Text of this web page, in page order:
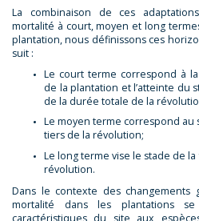
La combinaison de ces
mortalité à court, moyen et long
plantation, nous définissons ces
suit :
Le court terme correspond à
de la plantation et l’atteinte du
de la durée totale de la
Le moyen terme correspond au
tiers de la révolution;
Le long terme vise le stade de
révolution.
Dans le contexte des changements
mortalité dans les plantations